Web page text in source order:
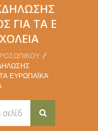
ΓΙΑ ΤΑ Ε
ΕΥΡΩΠΑΪΚΆ